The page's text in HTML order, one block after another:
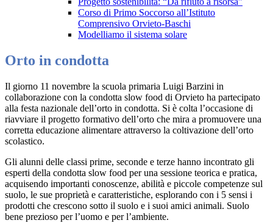
Corso di Primo Soccorso all’Istituto
Comprensivo Orvieto-Baschi
Modelliamo il sistema solare
Orto in condotta
Il giorno 11 novembre la scuola primaria Luigi Barzini in
collaborazione con la condotta slow food di Orvieto ha partecipato
alla festa nazionale dell’orto in condotta. Si è colta l’occasione di
riavviare il progetto formativo dell’orto che mira a promuovere una
corretta educazione alimentare attraverso la coltivazione dell’orto
scolastico.
Gli alunni delle classi prime, seconde e terze hanno incontrato gli
esperti della condotta slow food per una sessione teorica e pratica,
acquisendo importanti conoscenze, abilità e piccole competenze sul
suolo, le sue proprietà e caratteristiche, esplorando con i 5 sensi i
prodotti che crescono sotto il suolo e i suoi amici animali. Suolo
bene prezioso per l’uomo e per l’ambiente.